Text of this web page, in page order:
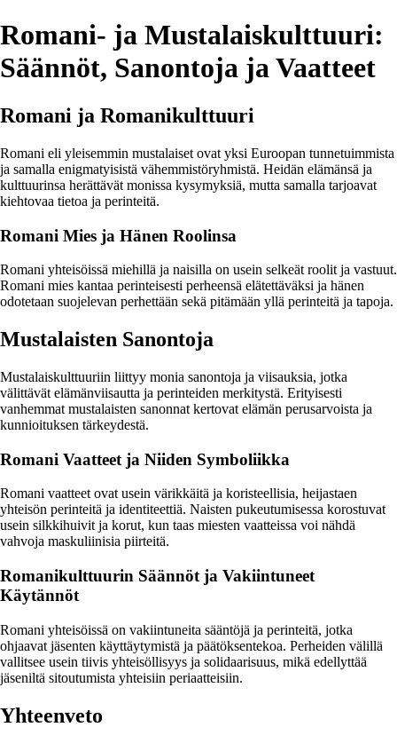
Romani- ja Mustalaiskulttuuri:
Säännöt, Sanontoja ja Vaatteet
Romani ja Romanikulttuuri
Romani eli yleisemmin mustalaiset ovat yksi Euroopan tunnetuimmista
ja samalla enigmatyisistä vähemmistöryhmistä. Heidän elämänsä ja
kulttuurinsa herättävät monissa kysymyksiä, mutta samalla tarjoavat
kiehtovaa tietoa ja perinteitä.
Romani Mies ja Hänen Roolinsa
Romani yhteisöissä miehillä ja naisilla on usein selkeät roolit ja vastuut.
Romani mies kantaa perinteisesti perheensä elätettäväksi ja hänen
odotetaan suojelevan perhettään sekä pitämään yllä perinteitä ja tapoja.
Mustalaisten Sanontoja
Mustalaiskulttuuriin liittyy monia sanontoja ja viisauksia, jotka
välittävät elämänviisautta ja perinteiden merkitystä. Erityisesti
vanhemmat mustalaisten sanonnat kertovat elämän perusarvoista ja
kunnioituksen tärkeydestä.
Romani Vaatteet ja Niiden Symboliikka
Romani vaatteet ovat usein värikkäitä ja koristeellisia, heijastaen
yhteisön perinteitä ja identiteettiä. Naisten pukeutumisessa korostuvat
usein silkkihuivit ja korut, kun taas miesten vaatteissa voi nähdä
vahvoja maskuliinisia piirteitä.
Romanikulttuurin Säännöt ja Vakiintuneet
Käytännöt
Romani yhteisöissä on vakiintuneita sääntöjä ja perinteitä, jotka
ohjaavat jäsenten käyttäytymistä ja päätöksentekoa. Perheiden välillä
vallitsee usein tiivis yhteisöllisyys ja solidaarisuus, mikä edellyttää
jäseniltä sitoutumista yhteisiin periaatteisiin.
Yhteenveto